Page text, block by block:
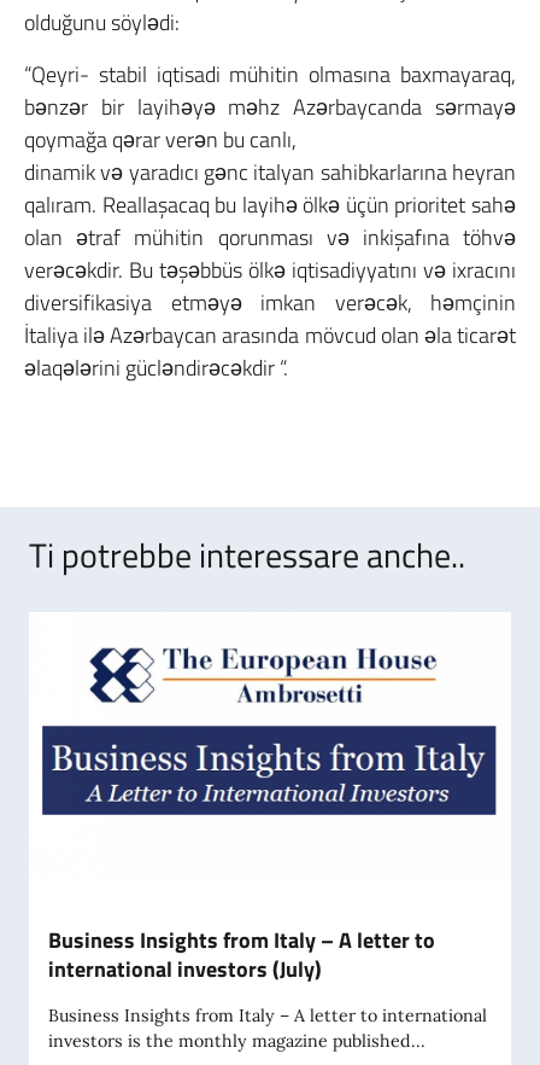
olduğunu söylədi:
“Qeyri- stabil iqtisadi mühitin olmasına baxmayaraq,
bənzər bir layihəyə məhz Azərbaycanda sərmayə
qoymağa qərar verən bu canlı,
dinamik və yaradıcı gənc italyan sahibkarlarına heyran
qalıram. Reallaşacaq bu layihə ölkə üçün prioritet sahə
olan ətraf mühitin qorunması və inkişafına töhvə
verəcəkdir. Bu təşəbbüs ölkə iqtisadiyyatını və ixracını
diversifikasiya etməyə imkan verəcək, həmçinin
İtaliya ilə Azərbaycan arasında mövcud olan əla ticarət
əlaqələrini gücləndirəcəkdir “.
Ti potrebbe interessare anche..
Business Insights from Italy – A letter to
international investors (July)
Business Insights from Italy – A letter to international
investors is the monthly magazine published...